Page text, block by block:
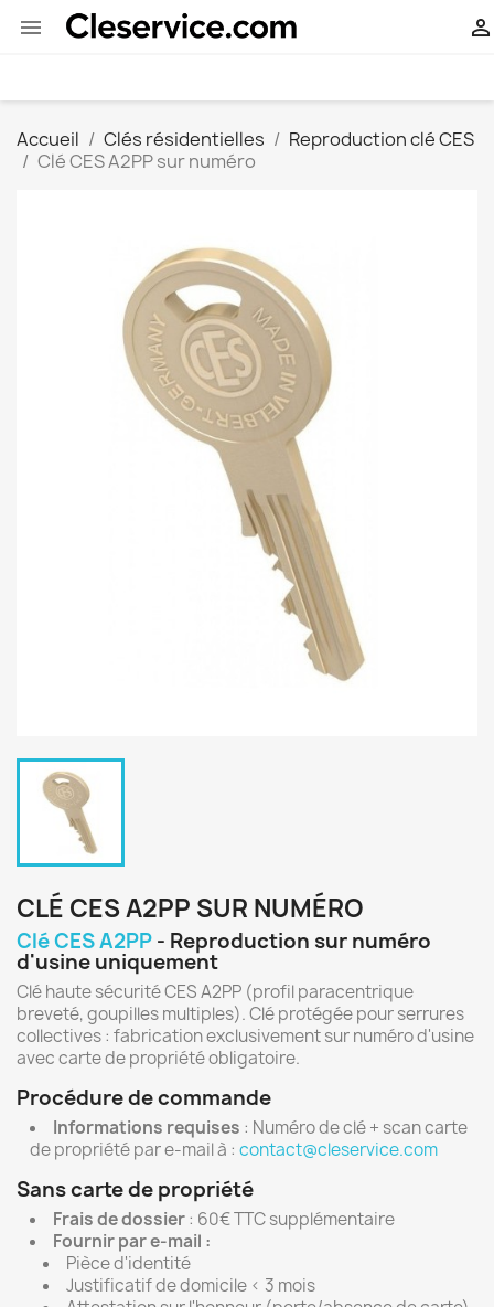
 
Accueil Clés résidentielles
Reproduction clé CES
Clé CES A2PP sur numéro
CLÉ CES A2PP SUR NUMÉRO
Clé CES A2PP - Reproduction sur numéro
d'usine uniquement
Clé haute sécurité CES A2PP (profil paracentrique
breveté, goupilles multiples). Clé protégée pour serrures
collectives : fabrication exclusivement sur numéro d'usine
avec carte de propriété obligatoire.
Procédure de commande
Informations requises : Numéro de clé + scan carte
de propriété par e-mail à : contact@cleservice.com
Sans carte de propriété
Frais de dossier: 60€ TTC supplémentaire
Fournir par e-mail :
Pièce d'identité
Justificatif de domicile < 3 mois